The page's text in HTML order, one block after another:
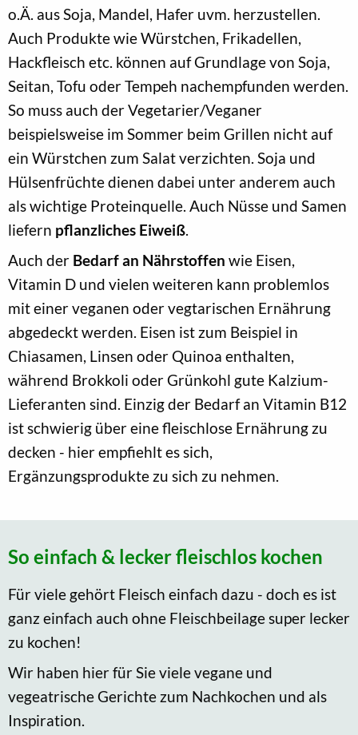
o.Ä. aus Soja, Mandel, Hafer uvm. herzustellen.
Auch Produkte wie Würstchen, Frikadellen,
Hackfleisch etc. können auf Grundlage von Soja,
Seitan, Tofu oder Tempeh nachempfunden werden.
So muss auch der Vegetarier/Veganer
beispielsweise im Sommer beim Grillen nicht auf
ein Würstchen zum Salat verzichten. Soja und
Hülsenfrüchte dienen dabei unter anderem auch
als wichtige Proteinquelle. Auch Nüsse und Samen
liefern pflanzliches Eiweiß.
Auch der Bedarf an Nährstoffen wie Eisen,
Vitamin D und vielen weiteren kann problemlos
mit einer veganen oder vegtarischen Ernährung
abgedeckt werden. Eisen ist zum Beispiel in
Chiasamen, Linsen oder Quinoa enthalten,
während Brokkoli oder Grünkohl gute Kalzium-
Lieferanten sind. Einzig der Bedarf an Vitamin B12
ist schwierig über eine fleischlose Ernährung zu
decken - hier empfiehlt es sich,
Ergänzungsprodukte zu sich zu nehmen.
So einfach & lecker fleischlos kochen
Für viele gehört Fleisch einfach dazu - doch es ist
ganz einfach auch ohne Fleischbeilage super lecker
zu kochen!
Wir haben hier für Sie viele vegane und
vegeatrische Gerichte zum Nachkochen und als
Inspiration.